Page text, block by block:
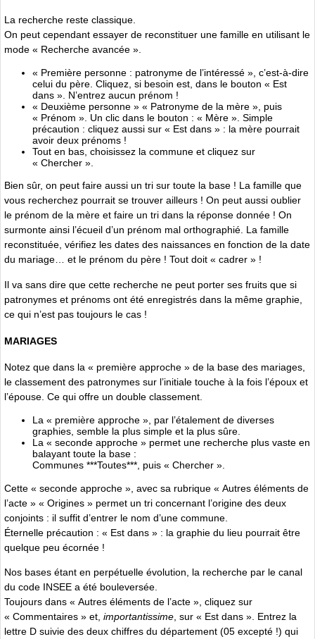
La recherche reste classique.
On peut cependant essayer de reconstituer une famille en utilisant le
mode « Recherche avancée ».
« Première personne : patronyme de l’intéressé », c’est-à-dire
celui du père. Cliquez, si besoin est, dans le bouton « Est
dans ». N’entrez aucun prénom !
« Deuxième personne » « Patronyme de la mère », puis
« Prénom ». Un clic dans le bouton : « Mère ». Simple
précaution : cliquez aussi sur « Est dans » : la mère pourrait
avoir deux prénoms !
Tout en bas, choisissez la commune et cliquez sur
« Chercher ».
Bien sûr, on peut faire aussi un tri sur toute la base ! La famille que
vous recherchez pourrait se trouver ailleurs ! On peut aussi oublier
le prénom de la mère et faire un tri dans la réponse donnée ! On
surmonte ainsi l’écueil d’un prénom mal orthographié. La famille
reconstituée, vérifiez les dates des naissances en fonction de la date
du mariage… et le prénom du père ! Tout doit « cadrer » !
Il va sans dire que cette recherche ne peut porter ses fruits que si
patronymes et prénoms ont été enregistrés dans la même graphie,
ce qui n’est pas toujours le cas !
MARIAGES
Notez que dans la « première approche » de la base des mariages,
le classement des patronymes sur l’initiale touche à la fois l’époux et
l’épouse. Ce qui offre un double classement.
La « première approche », par l’étalement de diverses
graphies, semble la plus simple et la plus sûre.
La « seconde approche » permet une recherche plus vaste en
balayant toute la base :
Communes ***Toutes***, puis « Chercher ».
Cette « seconde approche », avec sa rubrique « Autres éléments de
l’acte » « Origines » permet un tri concernant l’origine des deux
conjoints : il suffit d’entrer le nom d’une commune.
Éternelle précaution : « Est dans » : la graphie du lieu pourrait être
quelque peu écornée !
Nos bases étant en perpétuelle évolution, la recherche par le canal
du code INSEE a été bouleversée.
Toujours dans « Autres éléments de l’acte », cliquez sur
« Commentaires » et, importantissime, sur « Est dans ». Entrez la
lettre D suivie des deux chiffres du département (05 excepté !) qui